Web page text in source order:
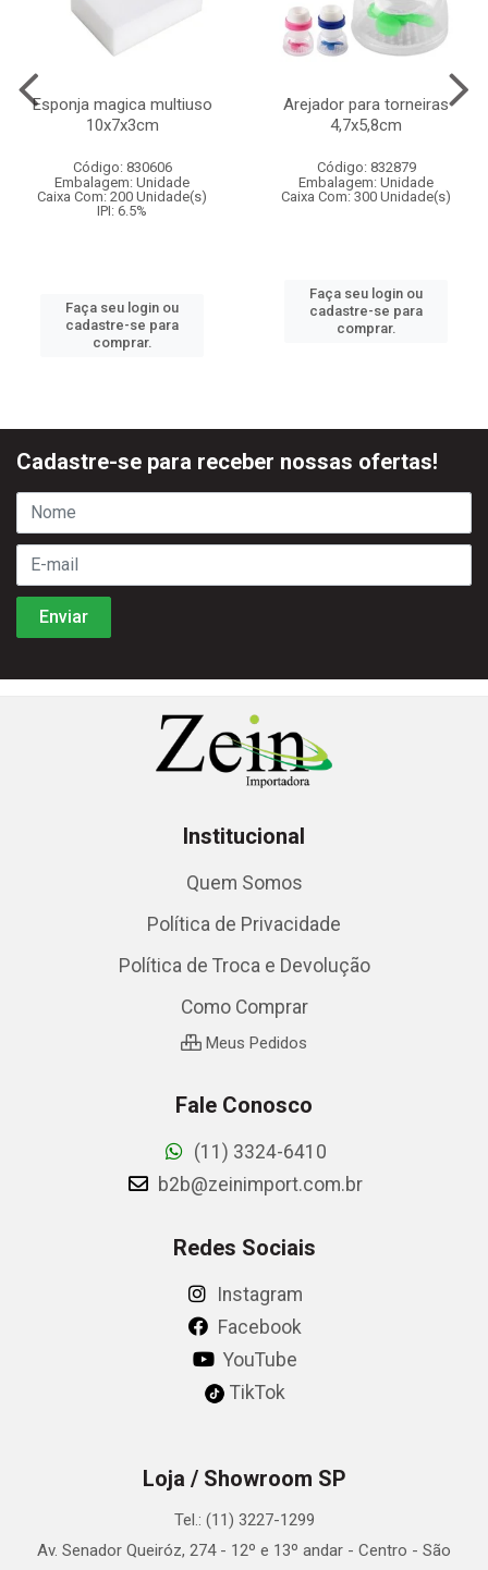
Esponja magica multiuso
10x7x3cm
Código: 830606
Embalagem: Unidade
Caixa Com: 200 Unidade(s)
IPI: 6.5%
Faça seu login ou
cadastre-se para
comprar.
Arejador para torneiras
4,7x5,8cm
Código: 832879
Embalagem: Unidade
Caixa Com: 300 Unidade(s)
Faça seu login ou
cadastre-se para
comprar.
Cadastre-se para receber nossas ofertas!
Institucional
Quem Somos
Política de Privacidade
Política de Troca e Devolução
Como Comprar
Meus Pedidos
Fale Conosco
(11) 3324-6410
b2b@zeinimport.com.br
Redes Sociais
Instagram
Facebook
YouTube
TikTok
Loja / Showroom SP
Tel.: (11) 3227-1299
Av. Senador Queiróz, 274 - 12º e 13º andar - Centro - São